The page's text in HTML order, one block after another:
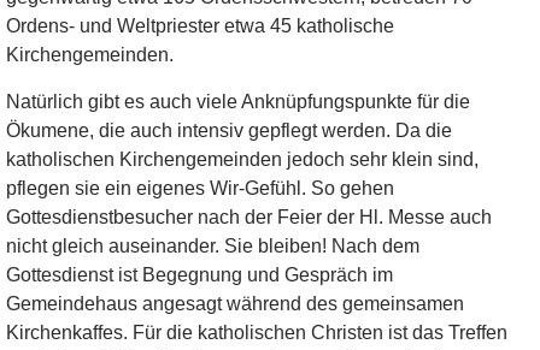
Ordens- und Weltpriester etwa 45 katholische
Kirchengemeinden.
Natürlich gibt es auch viele Anknüpfungspunkte für die
Ökumene, die auch intensiv gepflegt werden. Da die
katholischen Kirchengemeinden jedoch sehr klein sind,
pflegen sie ein eigenes Wir-Gefühl. So gehen
Gottesdienstbesucher nach der Feier der Hl. Messe auch
nicht gleich auseinander. Sie bleiben! Nach dem
Gottesdienst ist Begegnung und Gespräch im
Gemeindehaus angesagt während des gemeinsamen
Kirchenkaffes. Für die katholischen Christen ist das Treffen